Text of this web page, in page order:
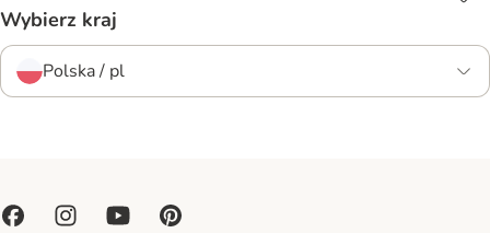
Wybierz kraj
Polska / pl